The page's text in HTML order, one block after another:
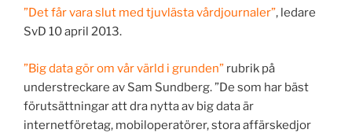
”Det får vara slut med tjuvlästa vårdjournaler”, ledare
SvD 10 april 2013.
”Big data gör om vår värld i grunden” rubrik på
understreckare av Sam Sundberg. ”De som har bäst
förutsättningar att dra nytta av big data är
internetföretag, mobiloperatörer, stora affärskedjor